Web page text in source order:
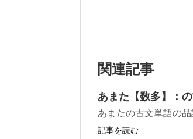
関連記事
あまた【数多】：
あまたの古文単語の
記事を読む